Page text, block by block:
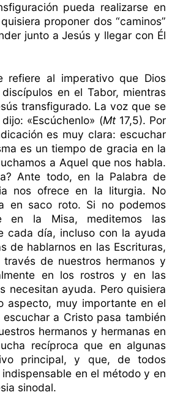
pueda realizarse en
proponer dos “caminos”
junto a Jesús y llegar con Él
refiere al imperativo que Dios
en el Tabor, mientras
transfigurado. La voz que se
«Escúchenlo» (Mt17,5). Por
es muy clara: escuchar
es un tiempo de gracia en la
a Aquel que nos habla.
Ante todo, en la Palabra de
nos ofrece en la liturgia. No
en saco roto. Si no podemos
en la Misa, meditemos las
cada día, incluso con la ayuda
de hablarnos en las Escrituras,
de nuestros hermanos y
en los rostros y en las
necesitan ayuda. Pero quisiera
aspecto, muy importante en el
a Cristo pasa también
hermanos y hermanas en
recíproca que en algunas
principal, y que, de todos
en el método y en
sinodal.